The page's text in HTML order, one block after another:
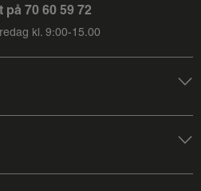
på 70 60 59 72
kl. 9:00-15.00